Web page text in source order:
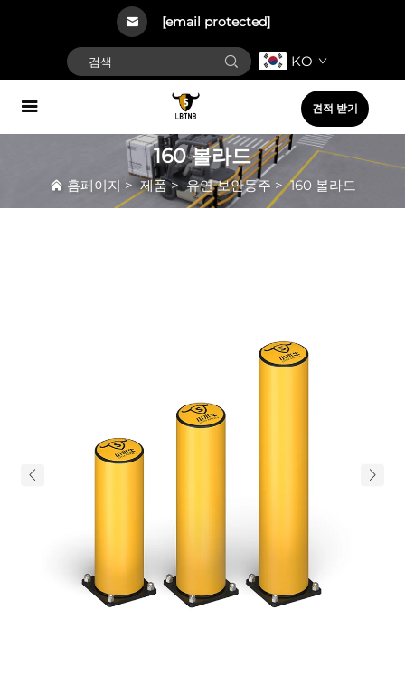
[email protected]
KO
견적 받기
160 볼라드
홈페이지 >제품>유연 보안등주 >160 볼라드